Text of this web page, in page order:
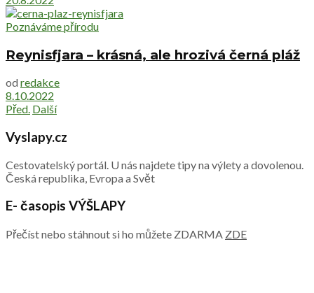
Poznáváme přírodu
Reynisfjara – krásná, ale hrozivá černá pláž
od redakce
8.10.2022
Před. Další
Vyslapy.cz
Cestovatelský portál. U nás najdete tipy na výlety a dovolenou.
Česká republika, Evropa a Svět
E- časopis VÝŠLAPY
Přečíst nebo stáhnout si ho můžete ZDARMA ZDE